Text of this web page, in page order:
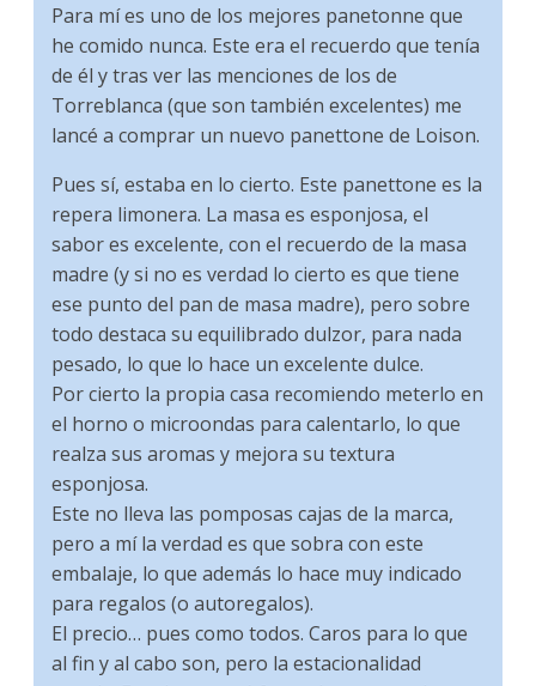
Para mí es uno de los mejores panetonne que
he comido nunca. Este era el recuerdo que tenía
de él y tras ver las menciones de los de
Torreblanca (que son también excelentes) me
lancé a comprar un nuevo panettone de Loison.
Pues sí, estaba en lo cierto. Este panettone es la
repera limonera. La masa es esponjosa, el
sabor es excelente, con el recuerdo de la masa
madre (y si no es verdad lo cierto es que tiene
ese punto del pan de masa madre), pero sobre
todo destaca su equilibrado dulzor, para nada
pesado, lo que lo hace un excelente dulce.
Por cierto la propia casa recomiendo meterlo en
el horno o microondas para calentarlo, lo que
realza sus aromas y mejora su textura
esponjosa.
Este no lleva las pomposas cajas de la marca,
pero a mí la verdad es que sobra con este
embalaje, lo que además lo hace muy indicado
para regalos (o autoregalos).
El precio… pues como todos. Caros para lo que
al fin y al cabo son, pero la estacionalidad